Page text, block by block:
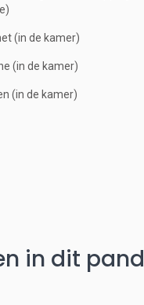
(in de kamer)
(in de kamer)
(in de kamer)
in dit pand